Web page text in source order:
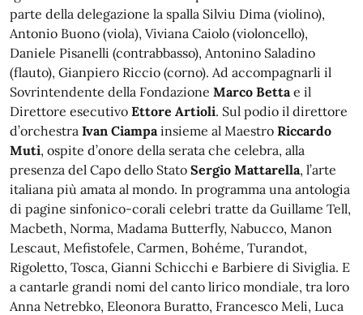
parte della delegazione la spalla Silviu Dima (violino),
Antonio Buono (viola), Viviana Caiolo (violoncello),
Daniele Pisanelli (contrabbasso), Antonino Saladino
(flauto), Gianpiero Riccio (corno). Ad accompagnarli il
Sovrintendente della Fondazione Marco Bettae il
Direttore esecutivo Ettore Artioli. Sul podio il direttore
d’orchestra Ivan Ciampainsieme al Maestro Riccardo
Muti, ospite d’onore della serata che celebra, alla
presenza del Capo dello Stato Sergio Mattarella, l’arte
italiana più amata al mondo. In programma una antologia
di pagine sinfonico-corali celebri tratte da Guillame Tell,
Macbeth, Norma, Madama Butterfly, Nabucco, Manon
Lescaut, Mefistofele, Carmen, Bohéme, Turandot,
Rigoletto, Tosca, Gianni Schicchi e Barbiere di Siviglia. E
a cantarle grandi nomi del canto lirico mondiale, tra loro
Anna Netrebko, Eleonora Buratto, Francesco Meli, Luca